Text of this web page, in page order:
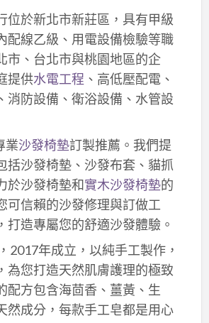
位於新北市新莊區，具有甲級
配線乙級、用電設備檢驗等職
市、台北市與桃園地區的企
提供水電工程 、高低壓配電、
消防設備、衛浴設備、水管設
業沙發椅墊訂製推薦。我們提
括沙發椅墊、沙發布套、貓抓
於沙發椅墊和實木沙發椅墊的
可信賴的沙發修理與訂做工
打造專屬您的舒適沙發體驗。
，2017年成立，以純手工製作，
為您打造天然肌膚護理的極致
配方包含海茴香、薑黃、生
然成分，每款手工皂都是用心